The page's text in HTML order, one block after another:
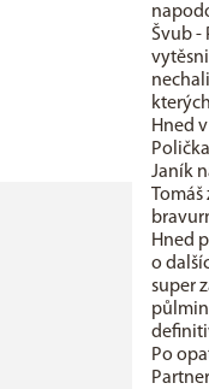
Švub -
Hned
Janík
Hned
o
super
Po